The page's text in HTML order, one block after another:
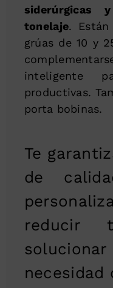
siderúrgicas
tonelaje. Están
grúas de 10 y
inteligente
productivas.
porta bobinas.
Te
de
reducir
necesidad